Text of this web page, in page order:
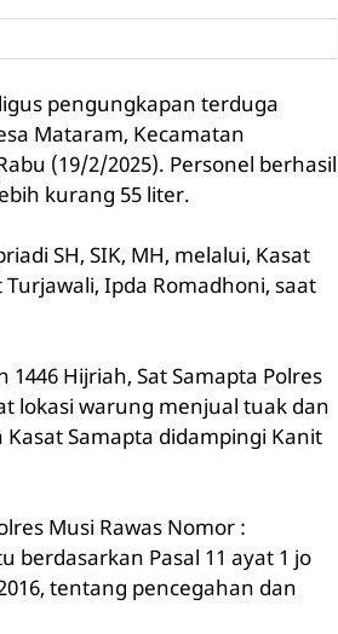
pengungkapan terduga
Mataram, Kecamatan
(19/2/2025). Personel berhasil
kurang 55 liter.
SH, SIK, MH, melalui, Kasat
Ipda Romadhoni, saat
Hijriah, Sat Samapta Polres
lokasi warung menjual tuak dan
Samapta didampingi Kanit
Musi Rawas Nomor :
berdasarkan Pasal 11 ayat 1 jo
tentang pencegahan dan